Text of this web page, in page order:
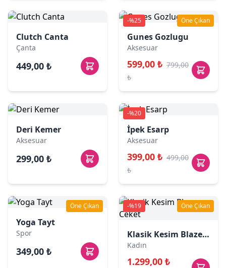
Clutch Canta
Çanta
449,00 ₺
-%25 Öne Çıkan
Gunes Gozlugu
Aksesuar
599,00 ₺ 799,00
₺
Deri Kemer
Aksesuar
299,00 ₺
-%20
İpek Esarp
Aksesuar
399,00 ₺ 499,00
₺
Öne Çıkan
Yoga Tayt
Spor
349,00 ₺
-%19 Öne Çıkan
Klasik Kesim Blazer Ceket
Kadın
1.299,00 ₺